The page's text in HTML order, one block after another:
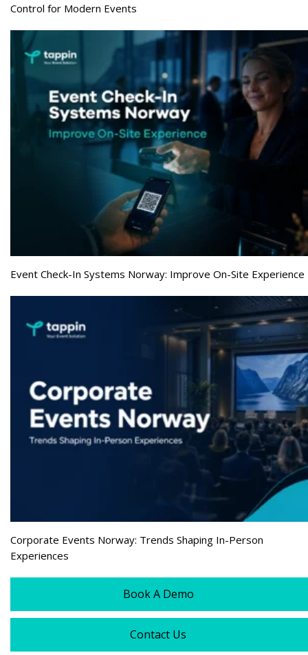
Control for Modern Events
Event Check-In Systems Norway: Improve On-Site Experience
Corporate Events Norway: Trends Shaping In-Person
Experiences
Book A Demo
Contact Us